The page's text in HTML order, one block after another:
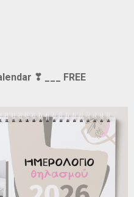
❣ ___ FREE